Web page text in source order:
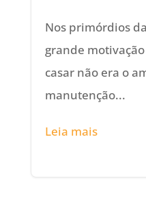
Nos primórdios
grande
casar não era o
manutenção...
Leia mais